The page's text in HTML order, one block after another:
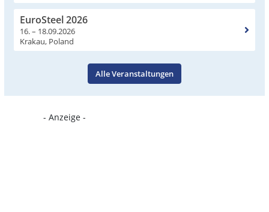
EuroSteel 2026
16. – 18.09.2026
Krakau, Poland
Alle Veranstaltungen
- Anzeige -